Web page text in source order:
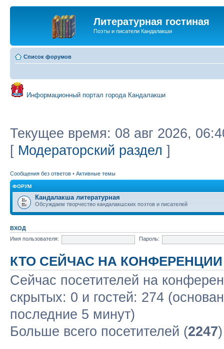
Литературная гостиная
Поэты и писатели Кандалакши
Список форумов
Информационный портал города Кандалакши
Текущее время: 08 авг 2026,
[ Модераторский раздел ]
Сообщения без ответов • Активные темы
ФОРУМ
Кандалакша литературная
Обсуждаем творчество кандалакшских поэтов и писателей
ВХОД
Имя пользователя:
Пароль:
КТО СЕЙЧАС НА КОНФЕРЕНЦИИ
Сейчас посетителей на
скрытых: 0 и гостей: 274
последние 5 минут)
Больше всего посетителей (2247